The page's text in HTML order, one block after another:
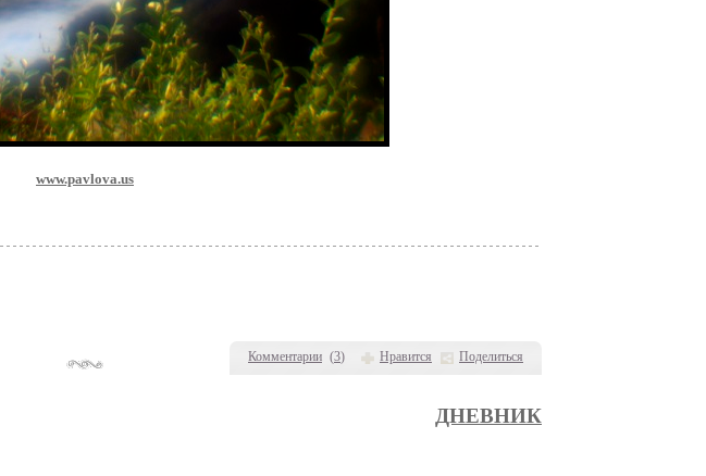
Комментарии (3) Нравится Поделиться
www.pavlova.us
ДНЕВНИК